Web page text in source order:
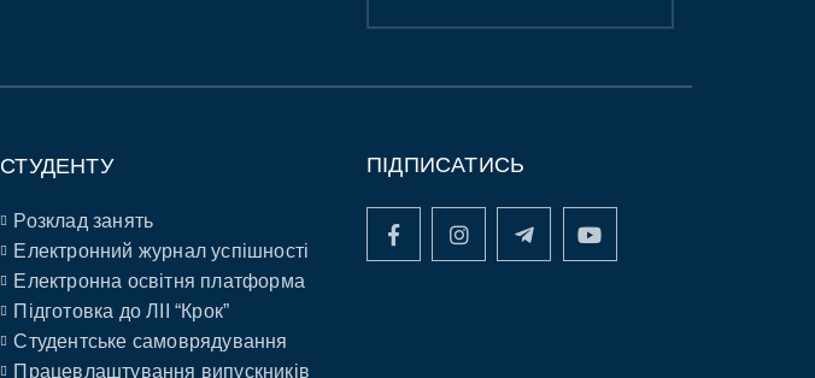
СТУДЕНТУ
Розклад занять
Електронний журнал успішності
Електронна освітня платформа
Підготовка до ЛІІ “Крок”
Студентське самоврядування
Працевлаштування випускників
ПІДПИСАТИСЬ